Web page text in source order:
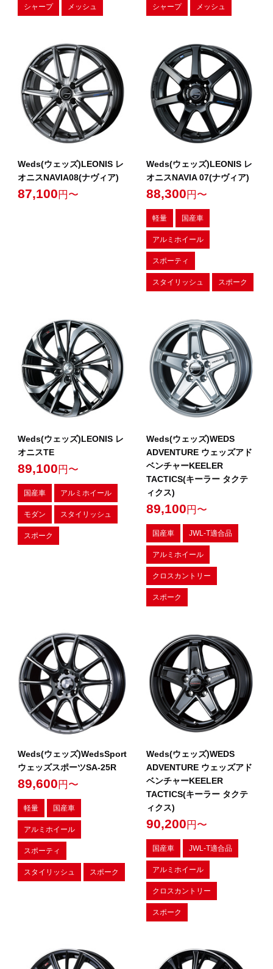
シャープ メッシュ シャープ メッシュ
Weds(ウェッズ)LEONIS レ
オニスNAVIA08(ナヴィア)
87,100 円〜
Weds(ウェッズ)LEONIS レ
オニスNAVIA 07(ナヴィア)
88,300 円〜
軽量 国産車
アルミホイール
スポーティ
スタイリッシュ スポーク
Weds(ウェッズ)LEONIS レ
オニスTE
89,100 円〜
国産車 アルミホイール
モダン スタイリッシュ
スポーク
Weds(ウェッズ)WEDS
ADVENTURE ウェッズアド
ベンチャーKEELER
TACTICS(キーラー タクテ
ィクス)
89,100 円〜
国産車 JWL-T適合品
アルミホイール
クロスカントリー
スポーク
Weds(ウェッズ)WedsSport
ウェッズスポーツSA-25R
89,600 円〜
軽量 国産車
アルミホイール
スポーティ
スタイリッシュ スポーク
Weds(ウェッズ)WEDS
ADVENTURE ウェッズアド
ベンチャーKEELER
TACTICS(キーラー タクテ
ィクス)
90,200 円〜
国産車 JWL-T適合品
アルミホイール
クロスカントリー
スポーク